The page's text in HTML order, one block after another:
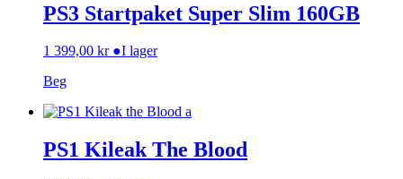
PS3 Startpaket Super Slim 160GB
1 399,00 kr ●I lager
Beg
PS1 Kileak The Blood